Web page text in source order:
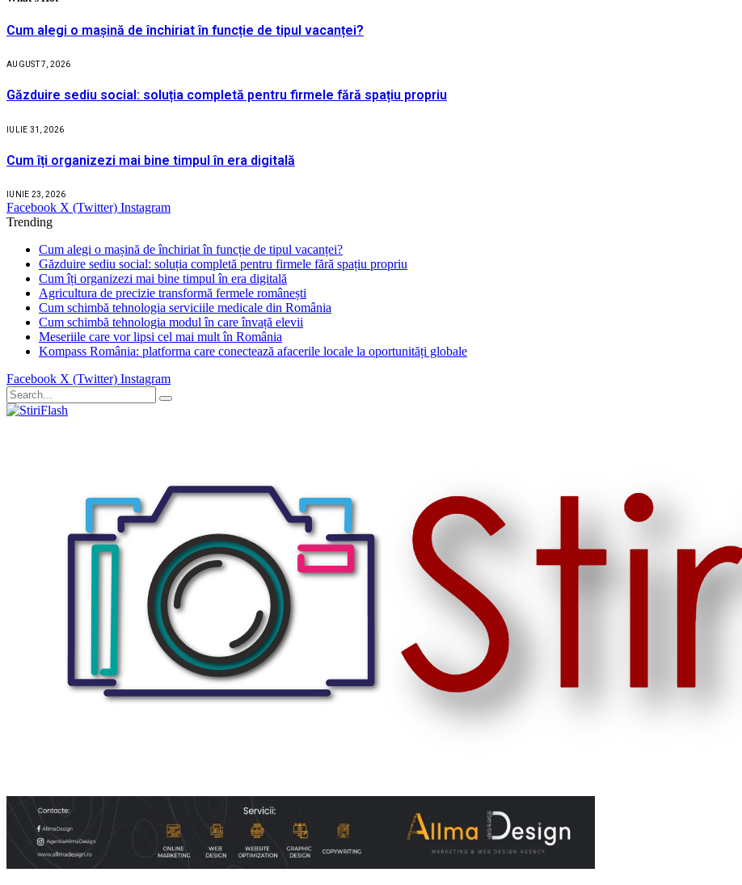
Cum alegi o mașină de închiriat în funcție de tipul vacanței?
AUGUST 7, 2026
Găzduire sediu social: soluția completă pentru firmele fără spațiu propriu
IULIE 31, 2026
Cum îți organizezi mai bine timpul în era digitală
IUNIE 23, 2026
Facebook X (Twitter) Instagram
Trending
Cum alegi o mașină de închiriat în funcție de tipul vacanței?
Găzduire sediu social: soluția completă pentru firmele fără spațiu propriu
Cum îți organizezi mai bine timpul în era digitală
Agricultura de precizie transformă fermele românești
Cum schimbă tehnologia serviciile medicale din România
Cum schimbă tehnologia modul în care învață elevii
Meseriile care vor lipsi cel mai mult în România
Kompass România: platforma care conectează afacerile locale la oportunități globale
Facebook X (Twitter) Instagram